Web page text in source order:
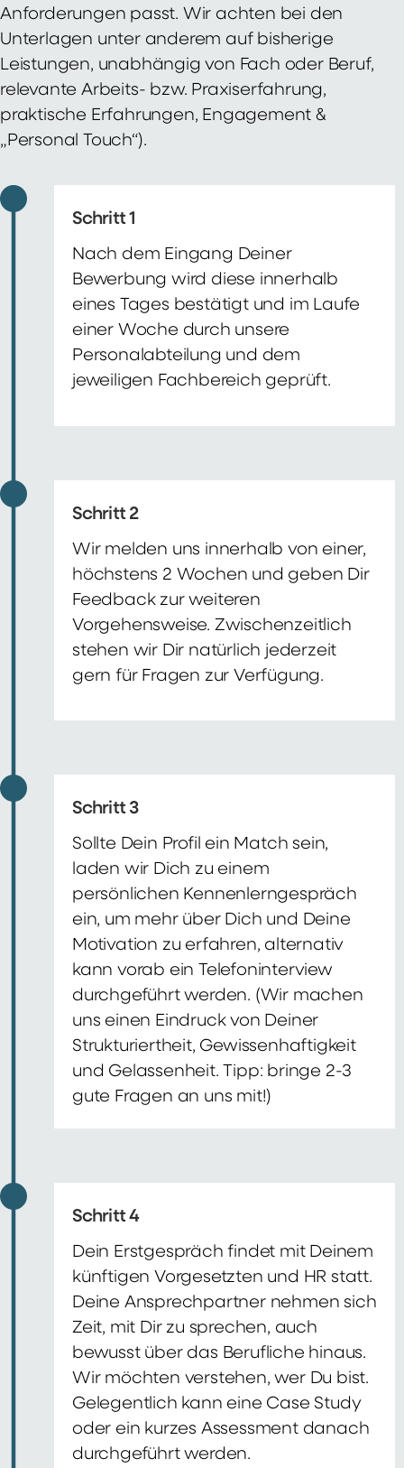
Anforderungen passt. Wir achten bei den
Unterlagen unter anderem auf bisherige
Leistungen, unabhängig von Fach oder Beruf,
relevante Arbeits- bzw. Praxiserfahrung,
praktische Erfahrungen, Engagement &
„Personal Touch“).
Schritt 1
Nach dem Eingang Deiner
Bewerbung wird diese innerhalb
eines Tages bestätigt und im Laufe
einer Woche durch unsere
Personalabteilung und dem
jeweiligen Fachbereich geprüft.
Schritt 2
Wir melden uns innerhalb von einer,
höchstens 2 Wochen und geben Dir
Feedback zur weiteren
Vorgehensweise. Zwischenzeitlich
stehen wir Dir natürlich jederzeit
gern für Fragen zur Verfügung.
Schritt 3
Sollte Dein Profil ein Match sein,
laden wir Dich zu einem
persönlichen Kennenlerngespräch
ein, um mehr über Dich und Deine
Motivation zu erfahren, alternativ
kann vorab ein Telefoninterview
durchgeführt werden. (Wir machen
uns einen Eindruck von Deiner
Strukturiertheit, Gewissenhaftigkeit
und Gelassenheit. Tipp: bringe 2-3
gute Fragen an uns mit!)
Schritt 4
Dein Erstgespräch findet mit Deinem
künftigen Vorgesetzten und HR statt.
Deine Ansprechpartner nehmen sich
Zeit, mit Dir zu sprechen, auch
bewusst über das Berufliche hinaus.
Wir möchten verstehen, wer Du bist.
Gelegentlich kann eine Case Study
oder ein kurzes Assessment danach
durchgeführt werden.